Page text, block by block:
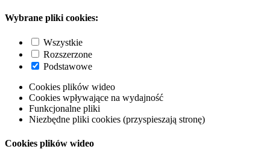
Wybrane pliki cookies:
Wszystkie
Rozszerzone
Podstawowe
Cookies plików wideo
Cookies wpływające na wydajność
Funkcjonalne pliki
Niezbędne pliki cookies (przyspieszają stronę)
Cookies plików wideo